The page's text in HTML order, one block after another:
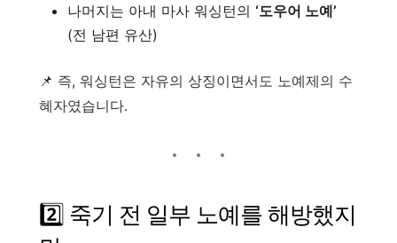
나머지는 아내 마사 워싱턴의 ‘도우어 노예’
(전 남편 유산)
📌 즉, 워싱턴은 자유의 상징이면서도 노예제의 수
혜자였습니다.
2️⃣ 죽기 전 일부 노예를 해방했지